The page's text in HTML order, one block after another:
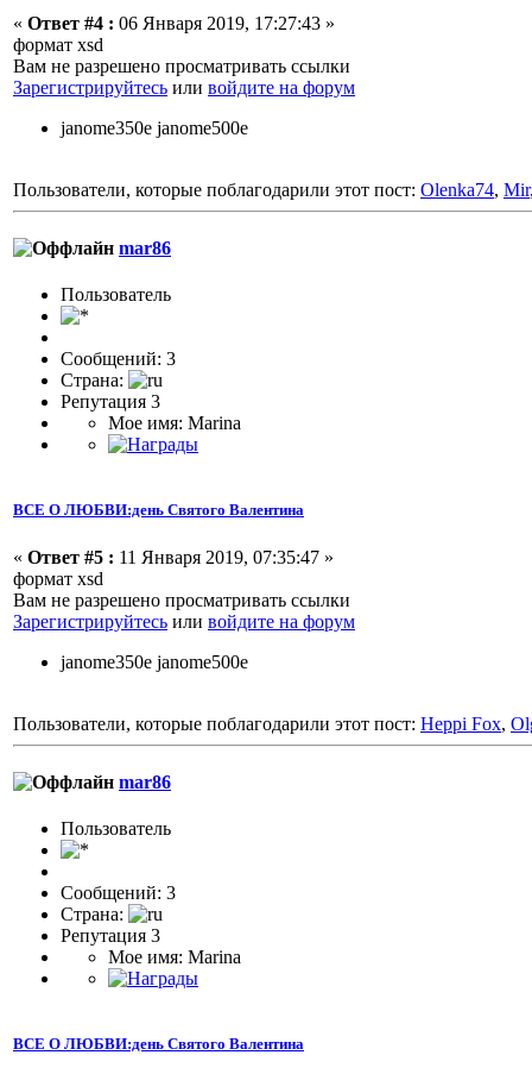
« Ответ #4 : 06 Января 2019, 17:27:43 »
формат xsd
Вам не разрешено просматривать ссылки
Зарегистрируйтесь или войдите на форум
janome350e janome500e
Пользователи, которые поблагодарили этот пост: Olenka74, Mir
mar86
Пользователь
Сообщений: 3
Страна:
Репутация 3
Мое имя: Marina
ВСЕ О ЛЮБВИ:день Святого Валентина
« Ответ #5 : 11 Января 2019, 07:35:47 »
формат xsd
Вам не разрешено просматривать ссылки
Зарегистрируйтесь или войдите на форум
janome350e janome500e
Пользователи, которые поблагодарили этот пост: Heppi Fox,
mar86
Пользователь
Сообщений: 3
Страна:
Репутация 3
Мое имя: Marina
ВСЕ О ЛЮБВИ:день Святого Валентина